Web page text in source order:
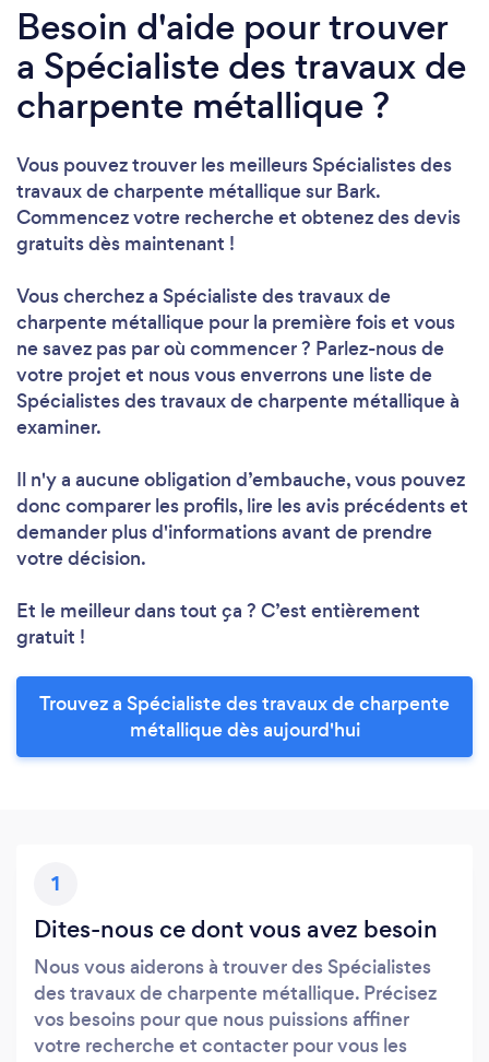
Besoin d'aide pour trouver
a Spécialiste des travaux de
charpente métallique ?
Vous pouvez trouver les meilleurs Spécialistes des
travaux de charpente métallique sur Bark.
Commencez votre recherche et obtenez des devis
gratuits dès maintenant !
Vous cherchez a Spécialiste des travaux de
charpente métallique pour la première fois et vous
ne savez pas par où commencer ? Parlez-nous de
votre projet et nous vous enverrons une liste de
Spécialistes des travaux de charpente métallique à
examiner.
Il n'y a aucune obligation d’embauche, vous pouvez
donc comparer les profils, lire les avis précédents et
demander plus d'informations avant de prendre
votre décision.
Et le meilleur dans tout ça ? C’est entièrement
gratuit !
Trouvez a Spécialiste des travaux de charpente
métallique dès aujourd'hui
1
Dites-nous ce dont vous avez besoin
Nous vous aiderons à trouver des Spécialistes
des travaux de charpente métallique. Précisez
vos besoins pour que nous puissions affiner
votre recherche et contacter pour vous les